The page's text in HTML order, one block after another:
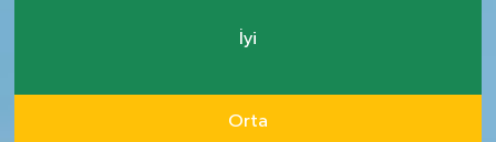
İyi
Orta